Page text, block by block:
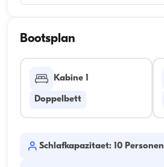
Bootsplan
Kabine 1
Doppelbett
Schlafkapazitaet: 10 Personen